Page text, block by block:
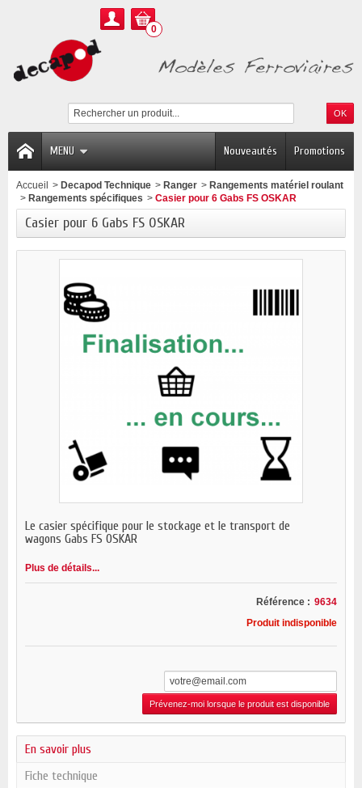
0
MENU Promotions
Nouveautés
Accueil > Decapod Technique > Ranger > Rangements matériel roulant
> Rangements spécifiques > Casier pour 6 Gabs FS OSKAR
Casier pour 6 Gabs FS OSKAR
Le casier spécifique pour le stockage et le transport de
wagons Gabs FS OSKAR
Plus de détails...
Référence : 9634
Produit indisponible
Prévenez-moi lorsque le produit est disponible
En savoir plus
Fiche technique